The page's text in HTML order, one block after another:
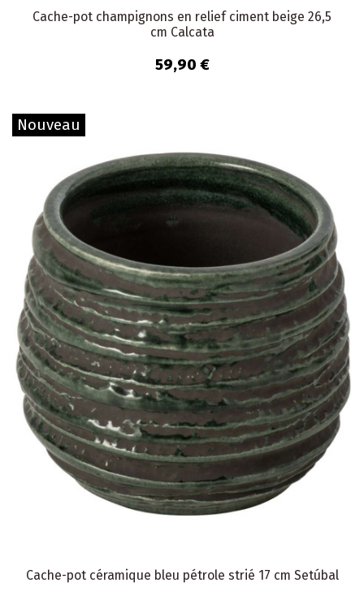
Cache-pot champignons en relief ciment beige 26,5
cm Calcata
59,90 €
Nouveau
Cache-pot céramique bleu pétrole strié 17 cm Setúbal